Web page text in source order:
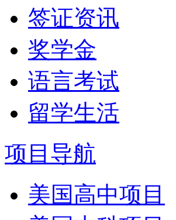
签证资讯
奖学金
语言考试
留学生活
项目导航
美国高中项目